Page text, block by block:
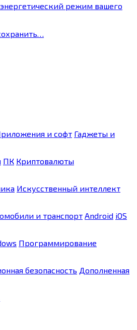
режим вашего
и софт Гаджеты и
ПК Криптовалюты
Искусственный интеллект
и транспорт Android iOS
Программирование
безопасность Дополненная